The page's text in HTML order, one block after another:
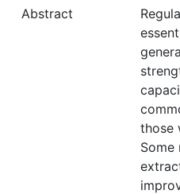
Abstract
those
Some